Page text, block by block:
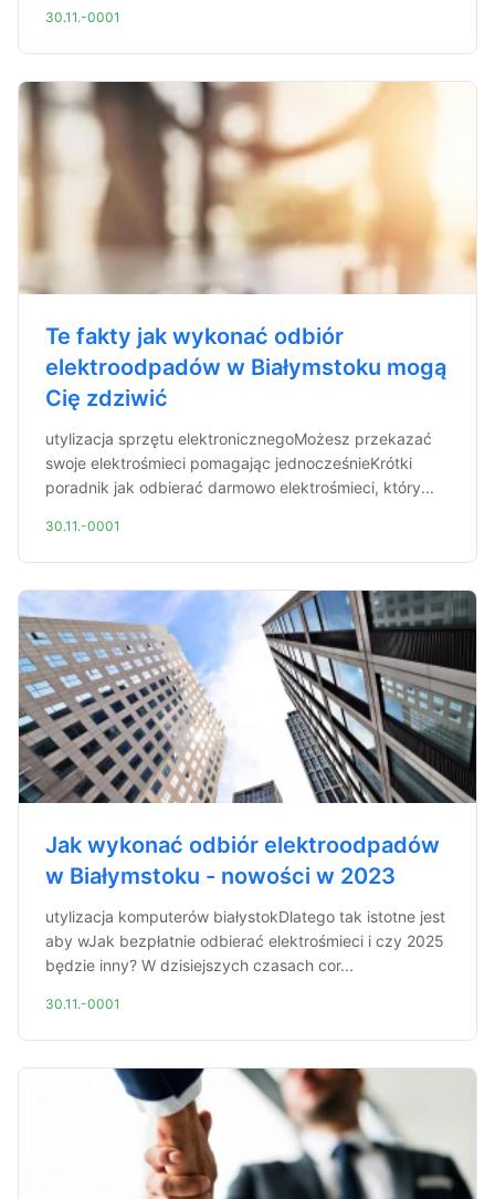
30.11.-0001
Te fakty jak wykonać odbiór
elektroodpadów w Białymstoku mogą
Cię zdziwić
utylizacja sprzętu elektronicznegoMożesz przekazać
swoje elektrośmieci pomagając jednocześnieKrótki
poradnik jak odbierać darmowo elektrośmieci, który...
30.11.-0001
Jak wykonać odbiór elektroodpadów
w Białymstoku - nowości w 2023
utylizacja komputerów białystokDlatego tak istotne jest
aby wJak bezpłatnie odbierać elektrośmieci i czy 2025
będzie inny? W dzisiejszych czasach cor...
30.11.-0001